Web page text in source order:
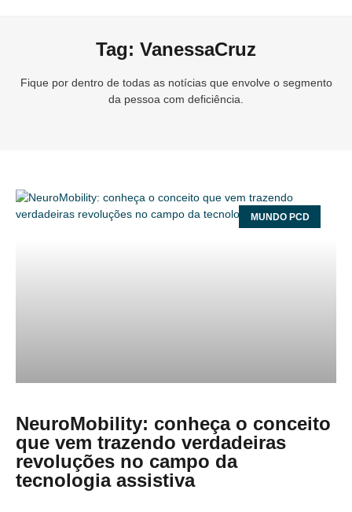
Tag: VanessaCruz
Fique por dentro de todas as notícias que envolve o segmento
da pessoa com deficiência.
MUNDO PCD
NeuroMobility: conheça o conceito
que vem trazendo verdadeiras
revoluções no campo da
tecnologia assistiva